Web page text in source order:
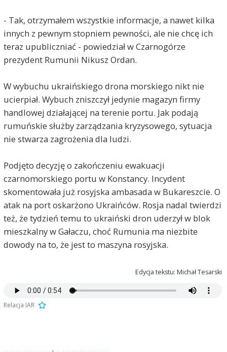
- Tak, otrzymałem wszystkie informacje, a nawet kilka
innych z pewnym stopniem pewności, ale nie chcę ich
teraz upubliczniać - powiedział w Czarnogórze
prezydent Rumunii Nikusz Ordan.
W wybuchu ukraińskiego drona morskiego nikt nie
ucierpiał. Wybuch zniszczył jedynie magazyn firmy
handlowej działającej na terenie portu. Jak podają
rumuńskie służby zarządzania kryzysowego, sytuacja
nie stwarza zagrożenia dla ludzi.
Podjęto decyzję o zakończeniu ewakuacji
czarnomorskiego portu w Konstancy. Incydent
skomentowała już rosyjska ambasada w Bukareszcie. O
atak na port oskarżono Ukraińców. Rosja nadal twierdzi
też, że tydzień temu to ukraiński dron uderzył w blok
mieszkalny w Gałaczu, choć Rumunia ma niezbite
dowody na to, że jest to maszyna rosyjska.
Edycja tekstu: Michał Tesarski
Relacja IAR